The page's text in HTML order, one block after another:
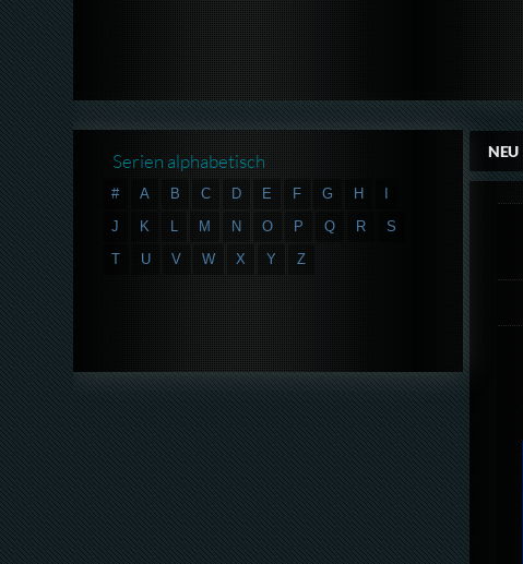
NEU
Serien alphabetisch
# A B C D E F G H
J
K L M N O P Q R
S
T
U V W X Y Z